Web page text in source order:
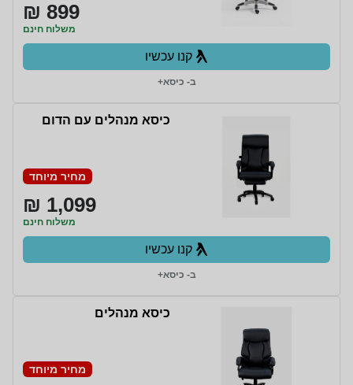
899 ₪
משלוח חינם
קנו עכשיו
ב- כיסא+
כיסא מנהלים עם הדום
מחיר מיוחד
1,099 ₪
משלוח חינם
קנו עכשיו
ב- כיסא+
כיסא מנהלים
מחיר מיוחד